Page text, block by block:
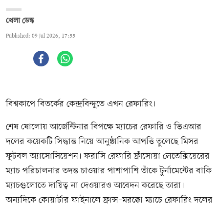
খেলা ডেস্ক
Published: 09 Jul 2026, 17:55
বিশ্বকাপে বিতর্কের কেন্দ্রবিন্দুতে এখন রেফারিং।
শেষ ষোলোয় আর্জেন্টিনার বিপক্ষে ম্যাচের রেফারি ও ভিএআর
দলের কয়েকটি সিদ্ধান্ত নিয়ে আনুষ্ঠানিক আপত্তি তুলেছে মিসর
ফুটবল অ্যাসোসিয়েশন। ফরাসি রেফারি ফ্রাঁসোয়া লেতেক্সিয়েরের
ম্যাচ পরিচালনার তদন্ত চাওয়ার পাশাপাশি তাঁকে টুর্নামেন্টের বাকি
ম্যাচগুলোতে দায়িত্ব না দেওয়ারও আবেদন করেছে তারা।
অন্যদিকে কোয়ার্টার ফাইনালে ফ্রান্স–মরক্কো ম্যাচে রেফারিং দলের